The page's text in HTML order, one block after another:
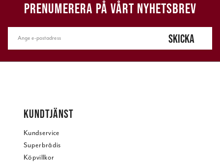
PRENUMERERA PÅ VÅRT NYHETSBREV
SKICKA
KUNDTJÄNST
Kundservice
Superbrådis
Köpvillkor